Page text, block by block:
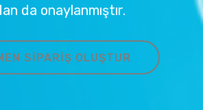
da onaylanmıştır.
SIPARIŞ OLUŞTUR